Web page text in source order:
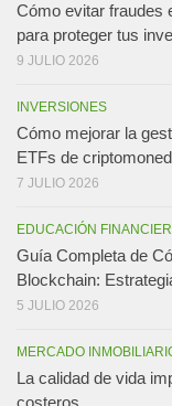
Cómo evitar fraudes
para proteger tus
9 JULIO 2026
INVERSIONES
Cómo mejorar la
ETFs de
7 JULIO 2026
EDUCACIÓN
Guía Completa de
Blockchain:
5 JULIO 2026
MERCADO
La calidad de vida